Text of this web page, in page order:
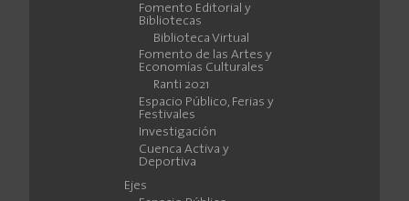
Fomento Editorial y
Bibliotecas
Biblioteca Virtual
Fomento de las Artes y
Economías Culturales
Ranti 2021
Espacio Público, Ferias y
Festivales
Investigación
Cuenca Activa y
Deportiva
Ejes